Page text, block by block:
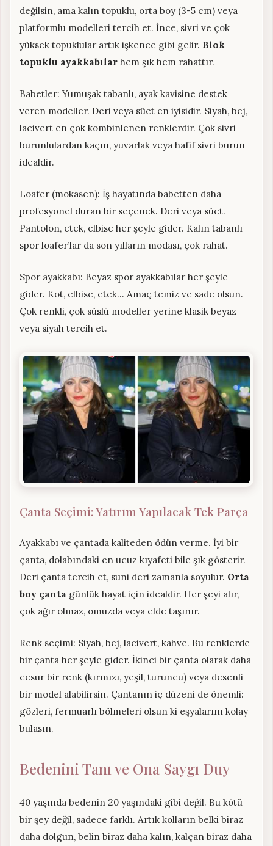
değilsin, ama kalın topuklu, orta boy (3-5 cm) veya
platformlu modelleri tercih et. İnce, sivri ve çok
yüksek topuklular artık işkence gibi gelir. Blok
topuklu ayakkabılar hem şık hem rahattır.
Babetler: Yumuşak tabanlı, ayak kavisine destek
veren modeller. Deri veya süet en iyisidir. Siyah, bej,
lacivert en çok kombinlenen renklerdir. Çok sivri
burunlulardan kaçın, yuvarlak veya hafif sivri burun
idealdir.
Loafer (mokasen): İş hayatında babetten daha
profesyonel duran bir seçenek. Deri veya süet.
Pantolon, etek, elbise her şeyle gider. Kalın tabanlı
spor loafer’lar da son yılların modası, çok rahat.
Spor ayakkabı: Beyaz spor ayakkabılar her şeyle
gider. Kot, elbise, etek… Amaç temiz ve sade olsun.
Çok renkli, çok süslü modeller yerine klasik beyaz
veya siyah tercih et.
Çanta Seçimi: Yatırım Yapılacak Tek Parça
Ayakkabı ve çantada kaliteden ödün verme. İyi bir
çanta, dolabındaki en ucuz kıyafeti bile şık gösterir.
Deri çanta tercih et, suni deri zamanla soyulur. Orta
boy çanta günlük hayat için idealdir. Her şeyi alır,
çok ağır olmaz, omuzda veya elde taşınır.
Renk seçimi: Siyah, bej, lacivert, kahve. Bu renklerde
bir çanta her şeyle gider. İkinci bir çanta olarak daha
cesur bir renk (kırmızı, yeşil, turuncu) veya desenli
bir model alabilirsin. Çantanın iç düzeni de önemli:
gözleri, fermuarlı bölmeleri olsun ki eşyalarını kolay
bulasın.
Bedenini Tanı ve Ona Saygı Duy
40 yaşında bedenin 20 yaşındaki gibi değil. Bu kötü
bir şey değil, sadece farklı. Artık kolların belki biraz
daha dolgun, belin biraz daha kalın, kalçan biraz daha